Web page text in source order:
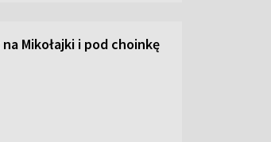
Mikołajki i pod choinkę